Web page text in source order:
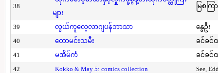
38
များ
မြစကြာ
39 လွယ်ကူလေ့လာဂျပန်ဘာသာ
နွေဦး
40
တောမင်းသမီး
ခင်ခင်
41
မအိမ်ကံ
ခင်ခင်
42
Kokko & May 5: comics collection
See,